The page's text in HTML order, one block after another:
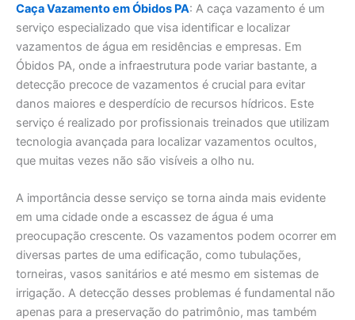
Caça Vazamento em Óbidos PA: A caça vazamento é um
serviço especializado que visa identificar e localizar
vazamentos de água em residências e empresas. Em
Óbidos PA, onde a infraestrutura pode variar bastante, a
detecção precoce de vazamentos é crucial para evitar
danos maiores e desperdício de recursos hídricos. Este
serviço é realizado por profissionais treinados que utilizam
tecnologia avançada para localizar vazamentos ocultos,
que muitas vezes não são visíveis a olho nu.
A importância desse serviço se torna ainda mais evidente
em uma cidade onde a escassez de água é uma
preocupação crescente. Os vazamentos podem ocorrer em
diversas partes de uma edificação, como tubulações,
torneiras, vasos sanitários e até mesmo em sistemas de
irrigação. A detecção desses problemas é fundamental não
apenas para a preservação do patrimônio, mas também